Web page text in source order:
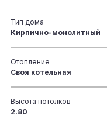
Тип дома
Кирпично-монолитный
Отопление
Своя котельная
Высота потолков
2.80